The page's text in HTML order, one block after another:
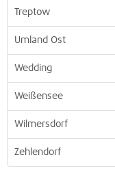
Treptow
Umland Ost
Wedding
Weißensee
Wilmersdorf
Zehlendorf